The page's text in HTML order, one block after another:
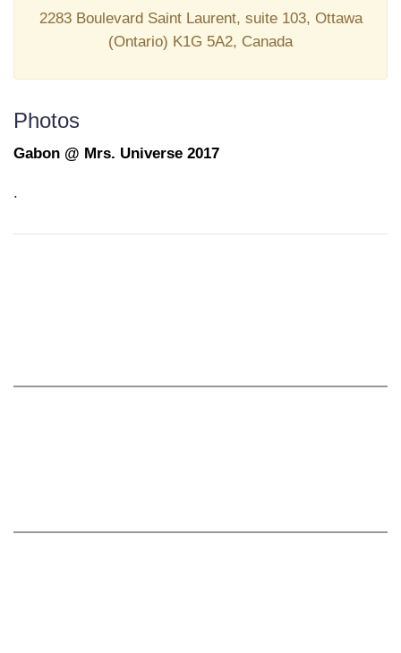
2283 Boulevard Saint Laurent, suite 103, Ottawa
(Ontario) K1G 5A2, Canada
Photos
Gabon @ Mrs. Universe 2017
.